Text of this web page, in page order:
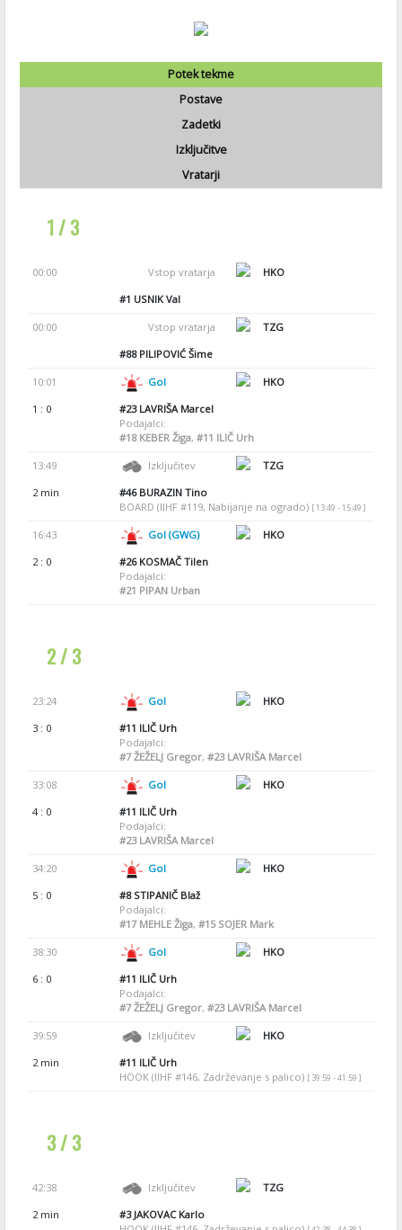
Potek tekme
Postave
Zadetki
Izključitve
Vratarji
1 / 3
00:00 Vstop vratarja
HKO
#1 USNIK Val
00:00 Vstop vratarja
TZG
#88PILIPOVIĆ Šime
10:01 Gol
HKO
1 : 0
#23LAVRIŠA Marcel
Podajalci:
#18KEBER Žiga, #11 ILIČ Urh
13:49 Izključitev
TZG
2 min
#46BURAZIN Tino
BOARD (IIHF #119, Nabijanje na ogrado) [ 13:49 - 15:49 ]
16:43 Gol (GWG)
HKO
2 : 0
#26KOSMAČ Tilen
Podajalci:
#21 PIPAN Urban
2 / 3
23:24 Gol
HKO
3 : 0
#11 ILIČ Urh
Podajalci:
#7ŽEŽELJ Gregor, #23LAVRIŠA Marcel
33:08 Gol
HKO
4 : 0
#11 ILIČ Urh
Podajalci:
#23LAVRIŠA Marcel
34:20 Gol
HKO
5 : 0
#8STIPANIČ Blaž
Podajalci:
#17MEHLE Žiga, #15SOJER Mark
38:30 Gol
HKO
6 : 0
#11 ILIČ Urh
Podajalci:
#7ŽEŽELJ Gregor, #23LAVRIŠA Marcel
39:59 Izključitev
HKO
2 min
#11 ILIČ Urh
HOOK (IIHF #146, Zadrževanje s palico) [ 39:59 - 41:59 ]
3 / 3
42:38 Izključitev
TZG
2 min
#3JAKOVAC Karlo